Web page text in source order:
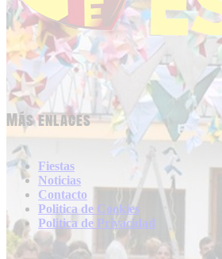
Más enlaces
Fiestas
Noticias
Contacto
Politica de Cookies
Politica de Privacidad